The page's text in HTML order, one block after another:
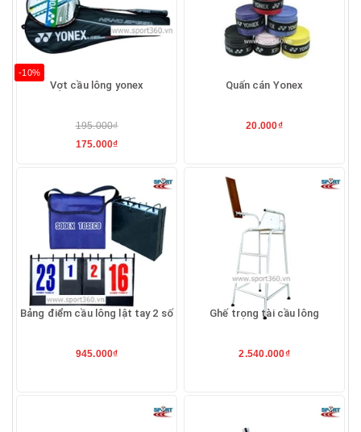
-10%
Vợt cầu lông yonex
195.000₫
175.000₫
Quấn cán Yonex
20.000₫
Bảng điểm cầu lông lật tay 2 số
945.000₫
Ghế trọng tài cầu lông
2.540.000₫